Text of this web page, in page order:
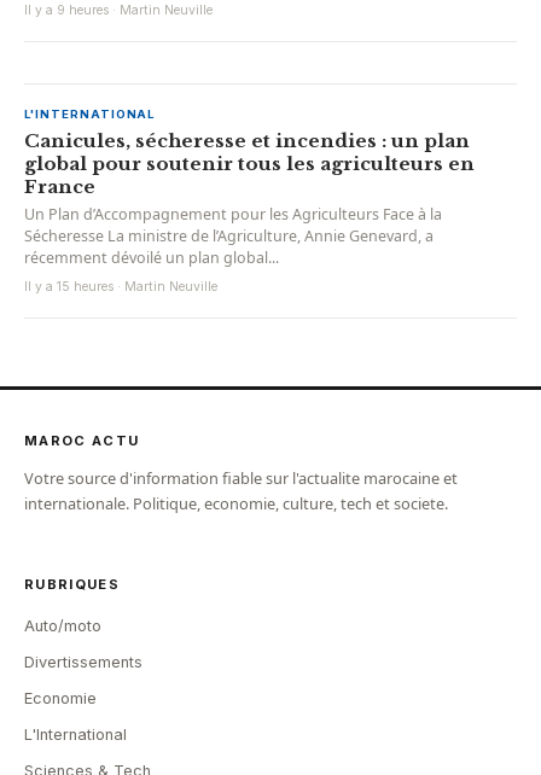
Il y a 9 heures · Martin Neuville
L'INTERNATIONAL
Canicules, sécheresse et incendies : un plan
global pour soutenir tous les agriculteurs en
France
Un Plan d’Accompagnement pour les Agriculteurs Face à la
Sécheresse La ministre de l’Agriculture, Annie Genevard, a
récemment dévoilé un plan global...
Il y a 15 heures · Martin Neuville
MAROC ACTU
Votre source d'information fiable sur l'actualite marocaine et
internationale. Politique, economie, culture, tech et societe.
RUBRIQUES
Auto/moto
Divertissements
Economie
L'International
Sciences & Tech